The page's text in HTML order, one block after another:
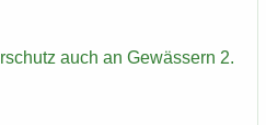
auch an Ge­wäs­sern 2.